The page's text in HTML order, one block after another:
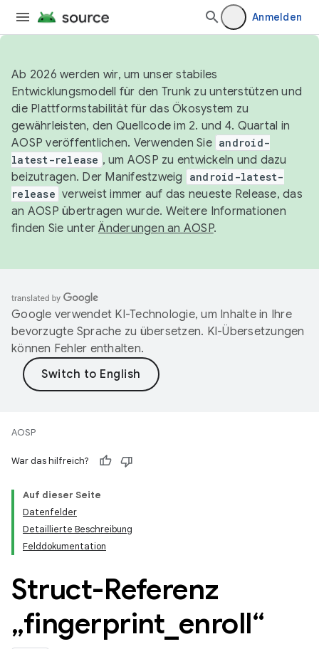
Anmelden
Ab 2026 werden wir, um unser stabiles
Entwicklungsmodell für den Trunk zu unterstützen und
die Plattformstabilität für das Ökosystem zu
gewährleisten, den Quellcode im 2. und 4. Quartal in
AOSP veröffentlichen. Verwenden Sie android-
latest-release , um AOSP zu entwickeln und dazu
beizutragen. Der Manifestzweig
android-latest-
release verweist immer auf das neueste Release, das
an AOSP übertragen wurde. Weitere Informationen
finden Sie unterÄnderungen an AOSP.
Google verwendet KI-Technologie, um Inhalte in Ihre
bevorzugte Sprache zu übersetzen. KI-Übersetzungen
können Fehler enthalten.
AOSP
War das hilfreich?
Auf dieser Seite
Datenfelder
Detaillierte Beschreibung
Felddokumentation
Struct-Referenz
„fingerprint enroll“